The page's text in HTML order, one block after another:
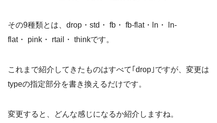
その9種類とは、drop・std・ fb・ fb-flat・ln・ ln-
flat・ pink・ rtail・ thinkです。
これまで紹介してきたものはすべて｢drop｣ですが、変更は
typeの指定部分を書き換えるだけです。
変更すると、どんな感じになるか紹介しますね。